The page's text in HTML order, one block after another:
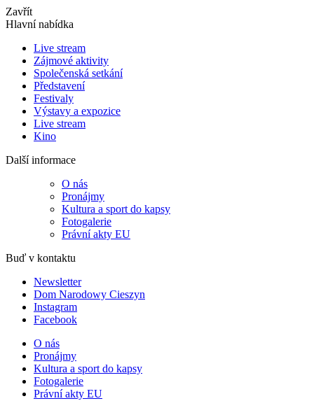
Zavřít
Hlavní nabídka
Live stream
Zájmové aktivity
Společenská setkání
Představení
Festivaly
Výstavy a expozice
Live stream
Kino
Další informace
O nás
Pronájmy
Kultura a sport do kapsy
Fotogalerie
Právní akty EU
Buď v kontaktu
Newsletter
Dom Narodowy Cieszyn
Instagram
Facebook
O nás
Pronájmy
Kultura a sport do kapsy
Fotogalerie
Právní akty EU